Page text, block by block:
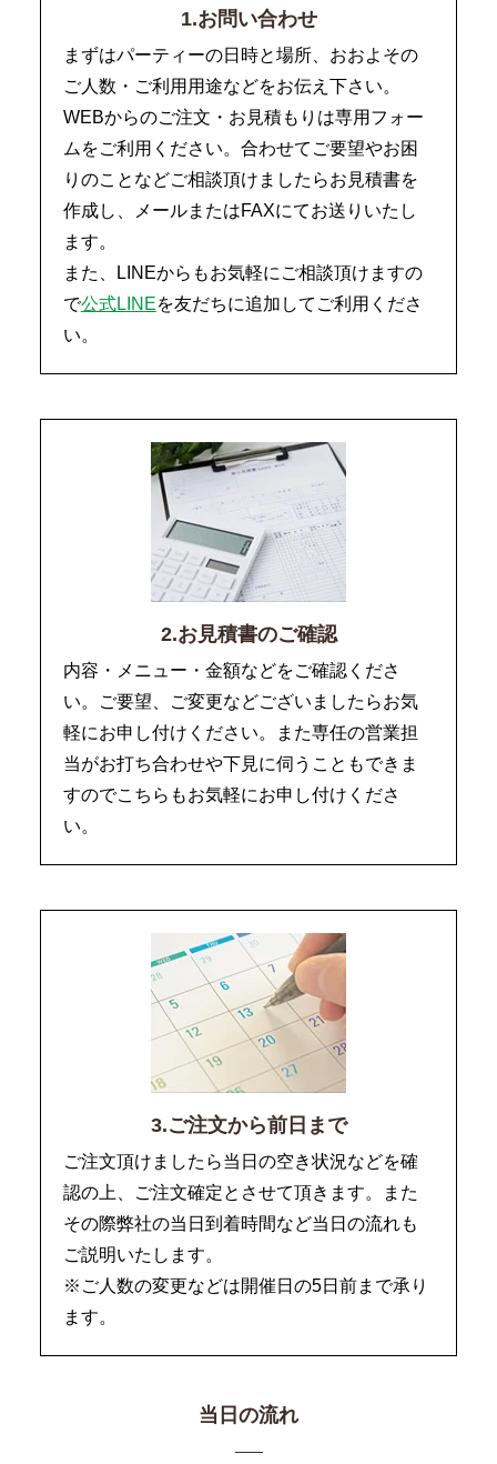
1.お問い合わせ
まずはパーティーの日時と場所、おおよその
ご人数・ご利用用途などをお伝え下さい。
WEBからのご注文・お見積もりは専用フォー
ムをご利用ください。合わせてご要望やお困
りのことなどご相談頂けましたらお見積書を
作成し、メールまたはFAXにてお送りいたし
ます。
また、LINEからもお気軽にご相談頂けますの
で公式LINEを友だちに追加してご利用くださ
い。
2.お見積書のご確認
内容・メニュー・金額などをご確認くださ
い。ご要望、ご変更などございましたらお気
軽にお申し付けください。また専任の営業担
当がお打ち合わせや下見に伺うこともできま
すのでこちらもお気軽にお申し付けくださ
い。
3.ご注文から前日まで
ご注文頂けましたら当日の空き状況などを確
認の上、ご注文確定とさせて頂きます。また
その際弊社の当日到着時間など当日の流れも
ご説明いたします。
※ご人数の変更などは開催日の5日前まで承り
ます。
当日の流れ